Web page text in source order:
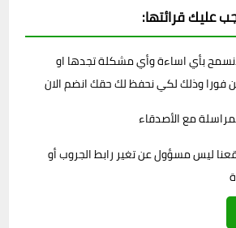
عليك قرائتها:
لانسمح بأي اساءة وأي مشكلة تجدها او
فورا وذلك لكي نحفظ لك حقك انضم الان
مع الأصدقاء
ليس مسؤول عن تغير رابط الجروب أو